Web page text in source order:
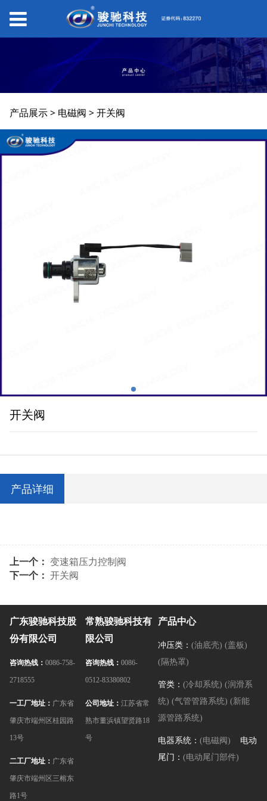
开关阀
产品展示> 电磁阀 >开关阀
开关阀
产品详细
上一个： 变速箱压力控制阀
下一个： 开关阀
广东骏驰科技股
份有限公司
咨询热线： 0086-758-
2718555
一工厂地址： 广东省
肇庆市端州区桂园路
13号
二工厂地址： 广东省
肇庆市端州区三榕东
路1号
常熟骏驰科技有
限公司
咨询热线： 0086-
0512-83380802
公司地址： 江苏省常
熟市董浜镇望贤路18
号
产品中心
冲压类： (油底壳) (盖板)
(隔热罩)
管类： (冷却系统) (润滑系
统) (气管管路系统) (新能
源管路系统)
电器系统： (电磁阀) 电动
尾门： (电动尾门部件)